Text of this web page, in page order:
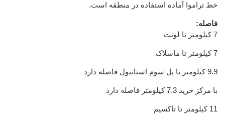
خط تراموا آماده استفاده در منطقه است.
فاصله:
7 کیلومتر تا لونت
7 کیلومتر تا ماسلاک
9.9 کیلومتر با پل سوم استانبول فاصله دارد
با مرکز خرید 7.3 کیلومتر فاصله دارد
11 کیلومتر تا تاکسیم